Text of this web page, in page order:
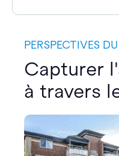
PERSPECTIVES
Capturer
à travers